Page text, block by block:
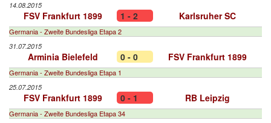
14.08.2015
FSV Frankfurt 1899 1 - 2 Karlsruher SC
Germania - Zweite Bundesliga Etapa 2
31.07.2015
Arminia Bielefeld 0 - 0 FSV Frankfurt 1899
Germania - Zweite Bundesliga Etapa 1
25.07.2015
FSV Frankfurt 1899 0 - 1 RB Leipzig
Germania - Zweite Bundesliga Etapa 34